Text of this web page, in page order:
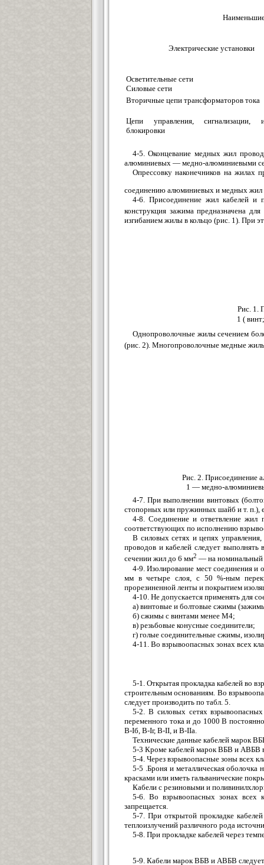
Электрические установки
Осветительные сети
Силовые сети
Вторичные цепи трансформаторов тока
Цепи управления, сигнализации,
блокировки
4-5. Оконцевание медных жил
алюминиевых — медно-алюминиевыми
Опрессовку наконечников на жилах
соединению алюминиевых и медных жил
4-6. Присоединение жил кабелей и
конструкция зажима предназначена
изгибанием жилы в кольцо (рис. 1). При
Рис. 1.
1 (
Однопроволочные жилы сечением
(рис. 2). Многопроволочные медные
Рис. 2. Присоединение
1 — медно-
4-7. При выполнении винтовых
стопорных или пружинных шайб и т. п.),
4-8. Соединение и ответвление жил
соответствующих по исполнению
В силовых сетях и цепях управления,
проводов и кабелей следует
сечении жил до 6 мм2 — на номинальный
4-9. Изолирование мест соединения и
мм в четыре слоя, с 50 %-ным
прорезиненной ленты и покрытием
4-10. Не допускается применять для
а) винтовые и болтовые сжимы
б) сжимы с винтами менее М4;
в) резьбовые конусные соединители;
г) голые соединительные сжимы,
4-11. Во взрывоопасных зонах всех
5-1. Открытая прокладка кабелей во
строительным основаниям. Во
следует производить по табл. 5.
5-2. В силовых сетях
переменного тока и до 1000 В
В-Iб, В-Iг, В-II, и В-IIа.
Технические данные кабелей марок
5-3 Кроме кабелей марок ВБВ и АВБВ
5-4. Через взрывоопасные зоны всех
5-5 .Броня и металлическая
красками или иметь гальванические
Кабели с резиновыми и
5-6. Во взрывоопасных зонах всех
запрещается.
5-7. При открытой прокладке
теплоизлучений различного рода
5-8. При прокладке кабелей через
5-9. Кабели марок ВБВ и АВБВ следует